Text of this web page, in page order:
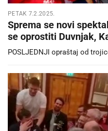
PETAK 7.2.2025.
Sprema se novi
se oprostiti Duvnjak,
POSLJEDNJI opraštaj od